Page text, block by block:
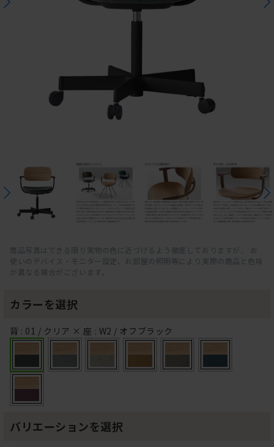
商品写真はできる限り実物の色に近づけるよう徹底しておりますが、 お
使いのデバイス・モニター設定、お部屋の照明等により実際の商品と色味
が異なる場合がございます。
カラーを選択
背 : 01 / クリア × 座 : W2 / オフブラック
バリエーションを選択